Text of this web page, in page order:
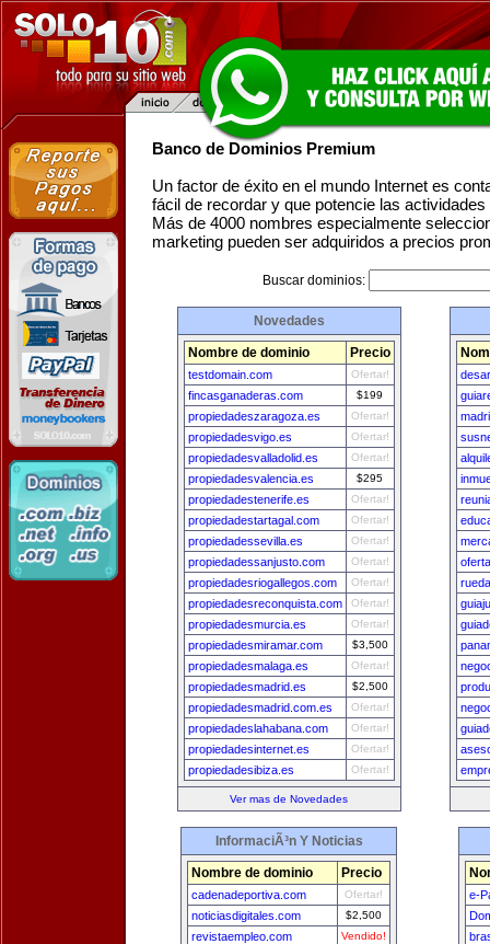
Banco de Dominios Premium
Un factor de éxito en el mundo Internet es
fácil de recordar y que potencie las
Más de 4000 nombres especialmente
marketing pueden ser adquiridos a precios
Buscar dominios:
Novedades
Nombre de dominio Precio
testdomain.com Ofertar!
fincasganaderas.com $199
propiedadeszaragoza.es Ofertar!
propiedadesvigo.es Ofertar!
propiedadesvalladolid.es Ofertar!
propiedadesvalencia.es $295
propiedadestenerife.es Ofertar!
propiedadestartagal.com Ofertar!
propiedadessevilla.es Ofertar!
propiedadessanjusto.com Ofertar!
propiedadesriogallegos.com Ofertar!
propiedadesreconquista.com Ofertar!
propiedadesmurcia.es Ofertar!
propiedadesmiramar.com $3,500
propiedadesmalaga.es Ofertar!
propiedadesmadrid.es $2,500
propiedadesmadrid.com.es Ofertar!
propiedadeslahabana.com Ofertar!
propiedadesinternet.es Ofertar!
propiedadesibiza.es Ofertar!
Ver mas de Novedades
InformaciÃ³n Y Noticias
Nombre de dominio Precio
cadenadeportiva.com Ofertar!
noticiasdigitales.com $2,500
revistaempleo.com Vendido!
e-